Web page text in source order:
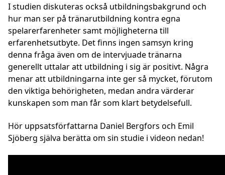
I studien diskuteras också utbildningsbakgrund och
hur man ser på tränarutbildning kontra egna
spelarerfarenheter samt möjligheterna till
erfarenhetsutbyte. Det finns ingen samsyn kring
denna fråga även om de intervjuade tränarna
generellt uttalar att utbildning i sig är positivt. Några
menar att utbildningarna inte ger så mycket, förutom
den viktiga behörigheten, medan andra värderar
kunskapen som man får som klart betydelsefull.
Hör uppsatsförfattarna Daniel Bergfors och Emil
Sjöberg själva berätta om sin studie i videon nedan!